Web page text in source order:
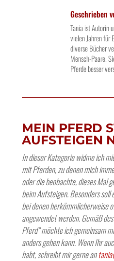
Geschrieben
Tania ist Autorin
vielen Jahren für
diverse Bücher
Mensch-Paare.
Pferde besser
MEIN PFERD
AUFSTEIGEN
In dieser Kategorie widme ich
mit Pferden, zu denen mich
oder die beobachte, dieses Mal
beim Aufsteigen. Besonders soll
bei denen herkömmlicherweise
angewendet werden. Gemäß
Pferd“ möchte ich gemeinsam
anders gehen kann. Wenn Ihr
habt, schreibt mir gerne an